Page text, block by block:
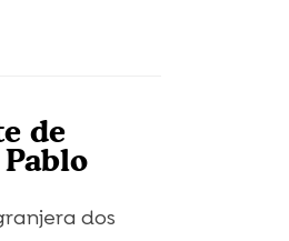
de
dos